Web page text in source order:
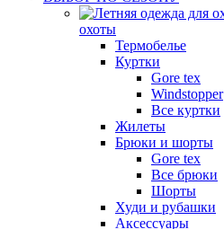
охоты
Термобелье
Куртки
Gore tex
Windstopper
Все куртки
Жилеты
Брюки и шорты
Gore tex
Все брюки
Шорты
Худи и рубашки
Аксессуары